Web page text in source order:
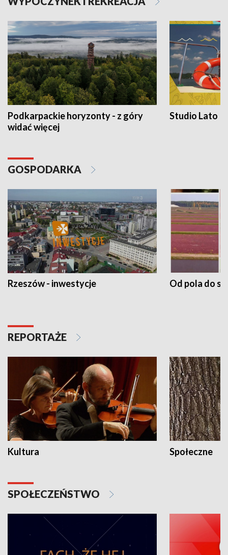
Podkarpackie horyzonty - z góry
widać więcej
Studio Lato
GOSPODARKA
Rzeszów - inwestycje Od pola do
REPORTAŻE
Kultura Społeczne
SPOŁECZEŃSTWO